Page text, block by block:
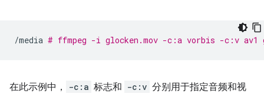
/media # ffmpeg -i glocken.mov -c:a vorbis -c:v av1
在此示例中， -c:a 标志和 -c:v 分别用于指定音频和视